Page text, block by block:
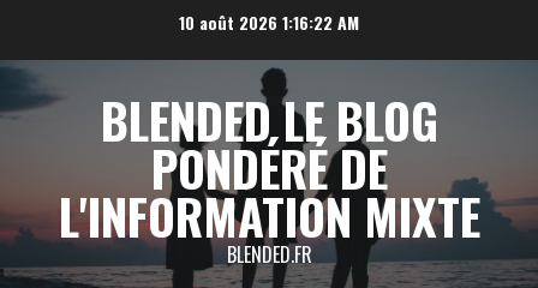
contenu
10 août 2026 1:16:22 AM
BLENDED LE BLOG
PONDÉRÉ DE
L'INFORMATION MIXTE
BLENDED.FR